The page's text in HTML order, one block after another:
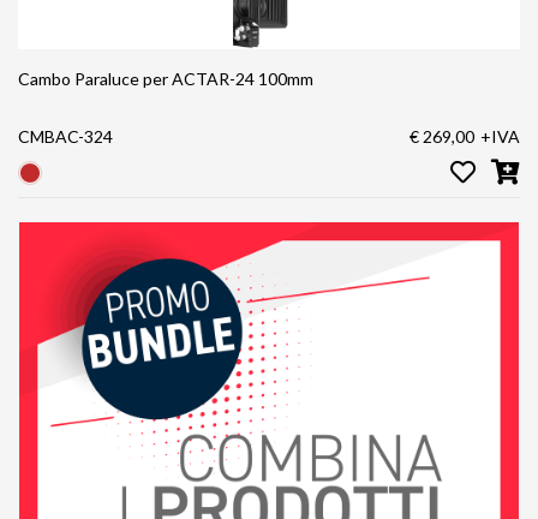
Cambo Paraluce per ACTAR-24 100mm
CMBAC-324 € 269,00 +IVA